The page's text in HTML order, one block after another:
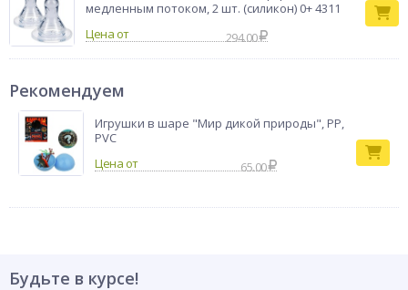
медленным потоком, 2 шт. (силикон) 0+ 4311
Цена от
294.00
Рекомендуем
Игрушки в шаре "Мир дикой природы", PP,
PVC
65.00
Будьте в курсе!